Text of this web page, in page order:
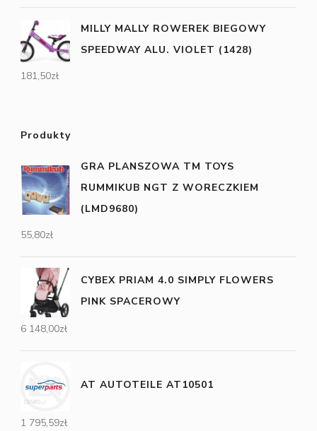
MILLY MALLY ROWEREK BIEGOWY
SPEEDWAY ALU. VIOLET (1428)
181,50zł
Produkty
GRA PLANSZOWA TM TOYS
RUMMIKUB NGT Z WORECZKIEM
(LMD9680)
55,80zł
CYBEX PRIAM 4.0 SIMPLY FLOWERS
PINK SPACEROWY
6 148,00zł
AT AUTOTEILE AT10501
1 795,59zł